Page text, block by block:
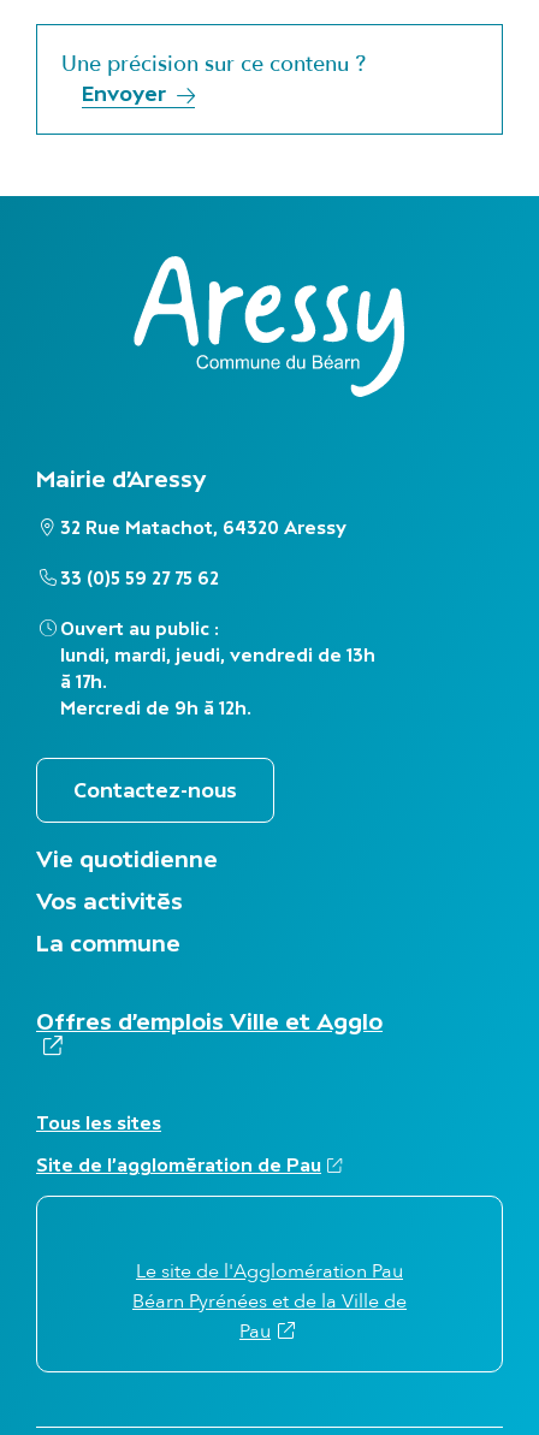
Une précision sur ce contenu ?
Envoyer
Mairie d'Aressy
32 Rue Matachot, 64320 Aressy
33 (0)5 59 27 75 62
Ouvert au public :
lundi, mardi, jeudi, vendredi de 13h
à 17h.
Mercredi de 9h à 12h.
Contactez-nous
M
n
u
d
i
e
e
a
g
Vie quotidienne
Vos activités
La commune
N
a
g
t
o
n
i
Offres d’emplois Ville et Agglo(s'ouvre
A
t
r
s
Tous les sites
Site de l'agglomération de Pau(s'ouvre dans un
Le site de l'Agglomération Pau
Béarn Pyrénées et de la Ville de
Pau (s'ouvre dans un nouvel